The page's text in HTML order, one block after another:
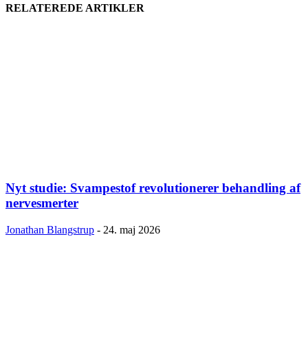
RELATEREDE ARTIKLER
Nyt studie: Svampestof revolutionerer behandling af
nervesmerter
Jonathan Blangstrup - 24. maj 2026